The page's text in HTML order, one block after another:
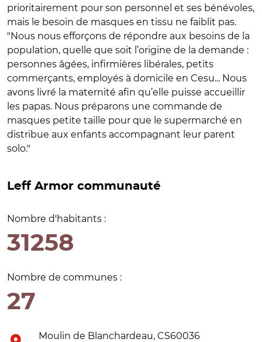
prioritairement pour son personnel et ses bénévoles,
mais le besoin de masques en tissu ne faiblit pas.
"Nous nous efforçons de répondre aux besoins de la
population, quelle que soit l’origine de la demande :
personnes âgées, infirmières libérales, petits
commerçants, employés à domicile en Cesu... Nous
avons livré la maternité afin qu’elle puisse accueillir
les papas. Nous préparons une commande de
masques petite taille pour que le supermarché en
distribue aux enfants accompagnant leur parent
solo."
Leff Armor communauté
Nombre d'habitants :
31258
Nombre de communes :
27
Moulin de Blanchardeau, CS60036